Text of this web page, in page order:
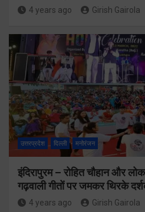
4 years ago Girish Gairola
उत्तरप्रदेश दिल्ली मनोरंजन
इंदिरापुरम – रोहित चौहान और
गढ़वाली गीतों पर जमकर थिरके
4 years ago Girish Gairola